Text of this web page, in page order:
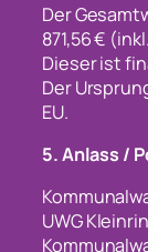
Der
871,56 €
Dieser ist
Der
EU.
5. Anlass /
UWG